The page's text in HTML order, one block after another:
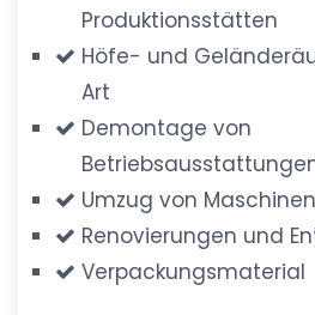
Produktionsstätten
Höfe- und
Art
Demontage von
Umzug von
Renovierungen und
Verpackungsmaterial